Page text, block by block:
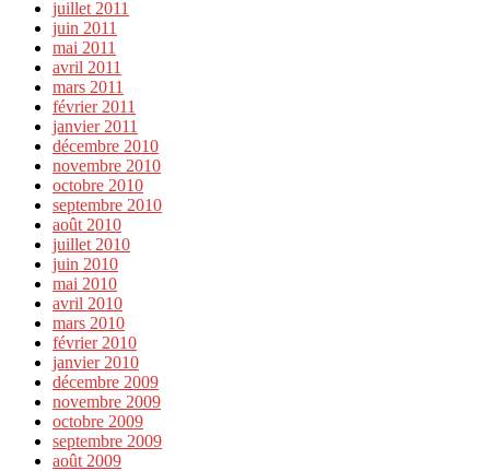
juillet 2011
juin 2011
mai 2011
avril 2011
mars 2011
février 2011
janvier 2011
décembre 2010
novembre 2010
octobre 2010
septembre 2010
août 2010
juillet 2010
juin 2010
mai 2010
avril 2010
mars 2010
février 2010
janvier 2010
décembre 2009
novembre 2009
octobre 2009
septembre 2009
août 2009